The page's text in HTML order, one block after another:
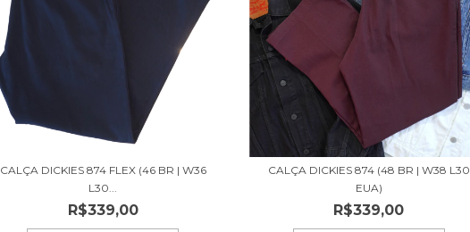
CALÇA DICKIES 874 FLEX (46 BR | W36
L30...
R$339,00
CALÇA DICKIES 874 (48 BR | W38 L30
EUA)
R$339,00